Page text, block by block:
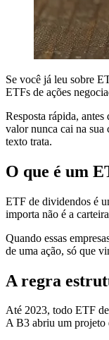
Se você já leu sobre
ETFs de ações
Resposta rápida,
valor nunca cai na sua
texto trata.
O que é um
ETF de dividendos é
importa não é a
Quando essas
de uma ação, só que
A regra
Até 2023, todo ETF
A B3 abriu um projeto